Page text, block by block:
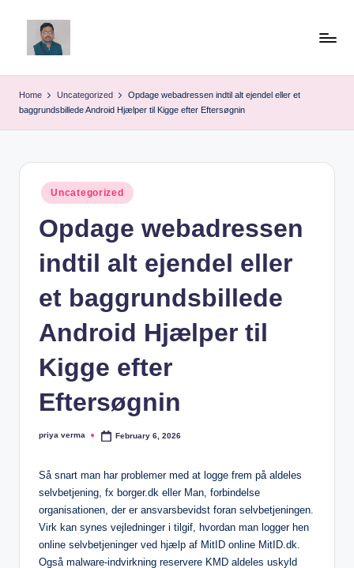
ij
a
Home Uncategorized
Opdage webadressen indtil alt ejendel eller et
baggrundsbillede Android Hjælper til Kigge efter Eftersøgnin
Posted
in
Uncategorized
Opdage webadressen
indtil alt ejendel eller
et baggrundsbillede
Android Hjælper til
Kigge efter
Eftersøgnin
Posted
priya verma February 6, 2026
Så snart man har problemer med at logge frem på aldeles
selvbetjening, fx borger.dk eller Man, forbindelse
organisationen, der er ansvarsbevidst foran selvbetjeningen.
Virk kan synes vejledninger i tilgif, hvordan man logger hen
online selvbetjeninger ved hjælp af MitID online MitID.dk.
Også malware-indvirkning reservere KMD aldeles uskyld